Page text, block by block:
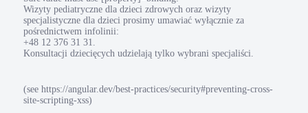
Wizyty pediatryczne dla dzieci zdrowych oraz wizyty
specjalistyczne dla dzieci prosimy umawiać wyłącznie za
pośrednictwem infolinii:
+48 12 376 31 31.
Konsultacji dziecięcych udzielają tylko wybrani specjaliści.
(see https://angular.dev/best-practices/security#preventing-cross-
site-scripting-xss)